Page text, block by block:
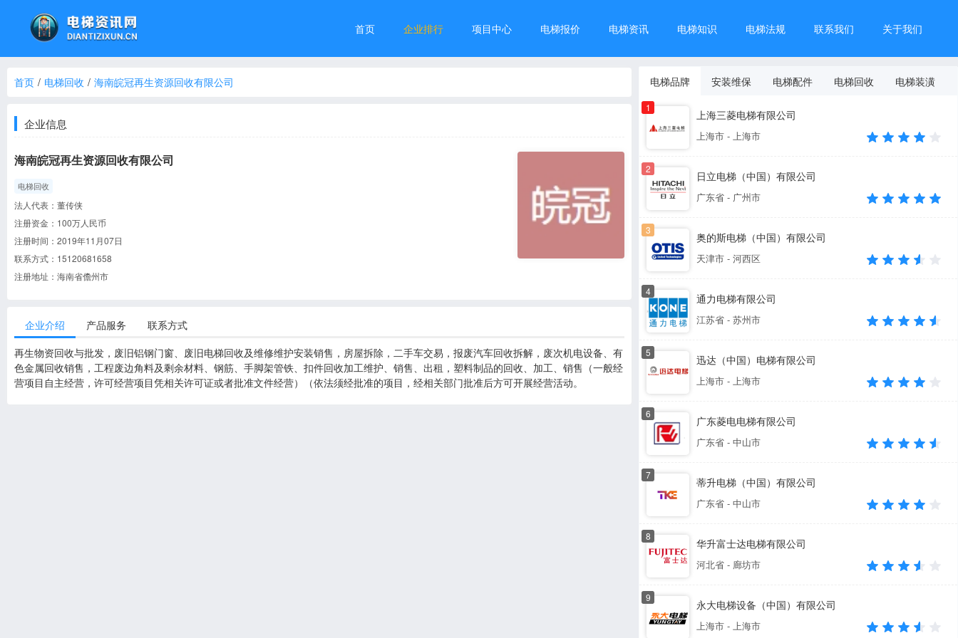
首页 企业排行 项目中心 电梯报价 电梯资讯 电梯知识 电梯法规 联系我们 关于我们
首页 / 电梯回收 / 海南皖冠再生资源回收有限公司
企业信息
海南皖冠再生资源回收有限公司
电梯回收
法人代表： 董传侠
注册资金： 100万人民币
注册时间： 2019年11月07日
联系方式： 15120681658
注册地址： 海南省儋州市
企业介绍 产品服务 联系方式
再生物资回收与批发，废旧铝钢门窗、废旧电梯回收及维修维护安装销售，房屋拆除，二手车交易，报废汽车回收拆解，废次机电设备、有
色金属回收销售，工程废边角料及剩余材料、钢筋、手脚架管铁、扣件回收加工维护、销售、出租，塑料制品的回收、加工、销售（一般经
营项目自主经营，许可经营项目凭相关许可证或者批准文件经营）（依法须经批准的项目，经相关部门批准后方可开展经营活动。
电梯品牌 安装维保 电梯配件 电梯回收 电梯装潢
1
上海三菱电梯有限公司
上海市 - 上海市
2
日立电梯（中国）有限公司
广东省 - 广州市
3
奥的斯电梯（中国）有限公司
天津市 - 河西区
4
通力电梯有限公司
江苏省 - 苏州市
5
迅达（中国）电梯有限公司
上海市 - 上海市
6
广东菱电电梯有限公司
广东省 - 中山市
7
蒂升电梯（中国）有限公司
广东省 - 中山市
8
华升富士达电梯有限公司
河北省 - 廊坊市
9
永大电梯设备（中国）有限公司
上海市 - 上海市